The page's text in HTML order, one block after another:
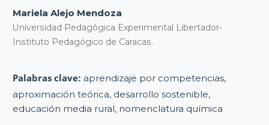
Mariela Alejo Mendoza
Universidad Pedagógica Experimental Libertador-
Instituto Pedagógico de Caracas.
Palabras clave: aprendizaje por competencias,
aproximación teórica, desarrollo sostenible,
educación media rural, nomenclatura química